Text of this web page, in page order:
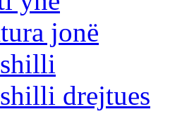
jonë
drejtues